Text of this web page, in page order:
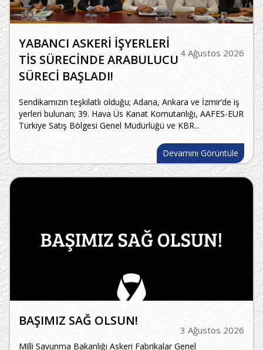
4 Ağustos 2026
YABANCI ASKERİ İŞYERLERİ
TİS SÜRECİNDE ARABULUCU
SÜRECİ BAŞLADI!
Sendikamızın teşkilatlı olduğu; Adana, Ankara ve İzmir’de iş
yerleri bulunan; 39. Hava Üs Kanat Komutanlığı, AAFES-EUR
Türkiye Satış Bölgesi Genel Müdürlüğü ve KBR...
Devamını Görüntüle
3 Ağustos 2026
BAŞIMIZ SAĞ OLSUN!
Milli Savunma Bakanlığı Askeri Fabrikalar Genel